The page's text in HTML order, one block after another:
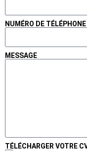
NUMÉRO DE TÉLÉPHONE
MESSAGE
TÉLÉCHARGER VOTRE